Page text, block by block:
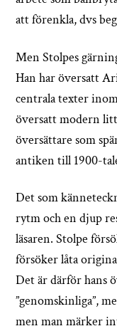
att förenkla, dvs
Men Stolpes
Han har översatt
centrala texter
översatt modern
översättare som
antiken till 1900-
Det som
rytm och en djup
läsaren. Stolpe
försöker låta
Det är därför hans
”genomskinliga”,
men man märker